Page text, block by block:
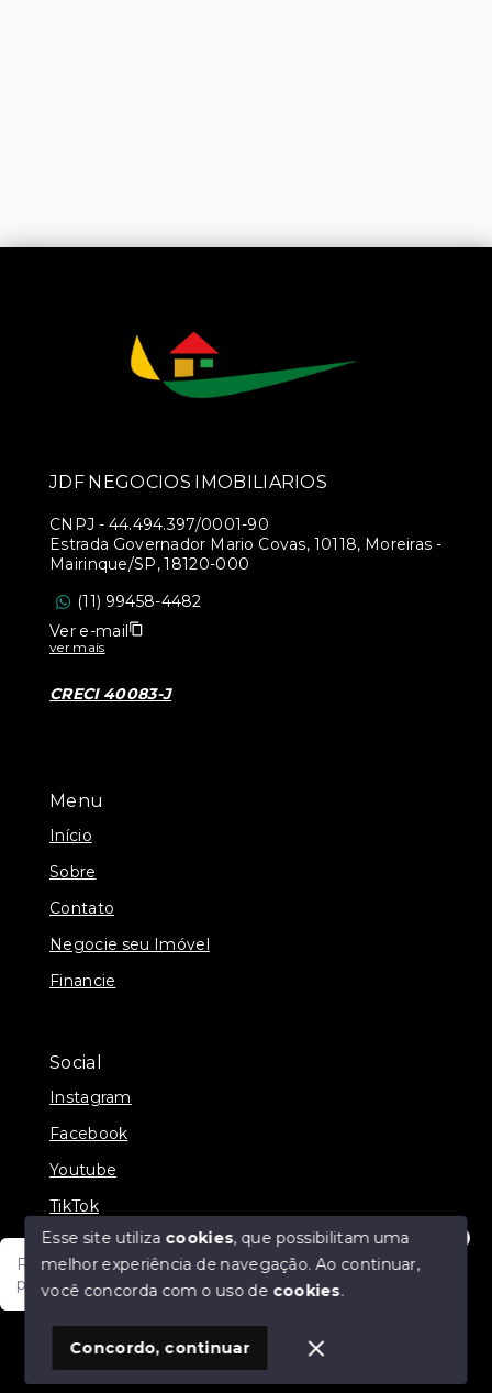
Fale com um de nossos consultores! Estamos
prontos para atende-lo e orienta-lo!
Menu
Início
Sobre
Contato
Negocie seu Imóvel
Financie
Social
Instagram
Facebook
Youtube
TikTok
© Copyright 2026 - JDF NEGOCIOS IMOBILIARIOS -
SITE PARA IMOBILIARIA
JDF NEGOCIOS IMOBILIARIOS
CNPJ - 44.494.397/0001-90
Estrada Governador Mario Covas, 10118, Moreiras -
Mairinque/SP, 18120-000
(11) 99458-4482
Ver e-mail
ver mais
CRECI 40083-J
Esse site utiliza cookies, que possibilitam uma
melhor experiência de navegação.Ao continuar,
você concorda com o uso de cookies.
Concordo, continuar